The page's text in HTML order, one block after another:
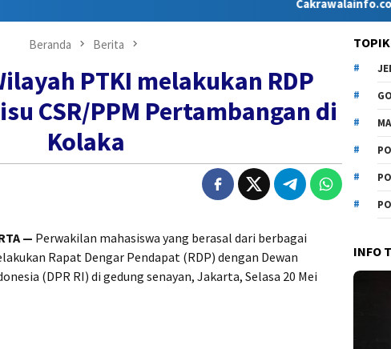
Cakrawalainfo.co.id hadir
Beranda Berita
PTKI melakukan RDP
CSR/PPM Pertambangan di
Kolaka
— Perwakilan mahasiswa yang berasal dari berbagai
Rapat Dengar Pendapat (RDP) dengan Dewan
(DPR RI) di gedung senayan, Jakarta, Selasa 20 Mei
INFO